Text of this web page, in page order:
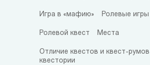
Игра в «мафию» Ролевые игры
Ролевой квест Места
Отличие квестов и квест-
квестории